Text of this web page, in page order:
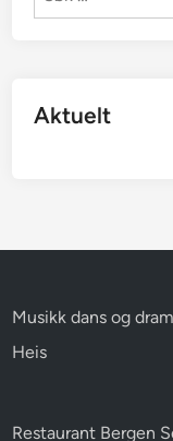
Aktuelt
Musikk dans og
Heis
Restaurant Bergen